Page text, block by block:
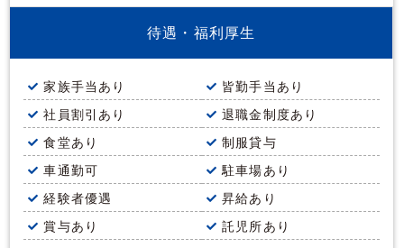
待遇・福利厚生
家族手当あり
皆勤手当あり
社員割引あり
退職金制度あり
食堂あり
制服貸与
車通勤可
駐車場あり
経験者優遇
昇給あり
賞与あり
託児所あり